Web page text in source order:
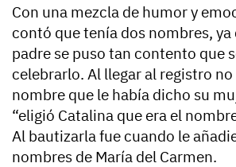
Con una mezcla de humor y
contó que tenía dos nombres, ya
padre se puso tan contento que
celebrarlo. Al llegar al registro
nombre que le había dicho su
“eligió Catalina que era el
Al bautizarla fue cuando le
nombres de María del Carmen.